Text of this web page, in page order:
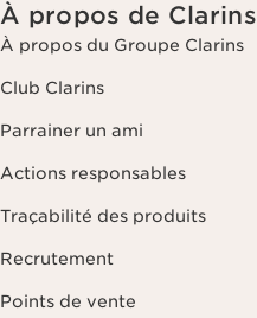
À propos de Clarins
À propos du Groupe Clarins
Club Clarins
Parrainer un ami
Actions responsables
Traçabilité des produits
Recrutement
Points de vente